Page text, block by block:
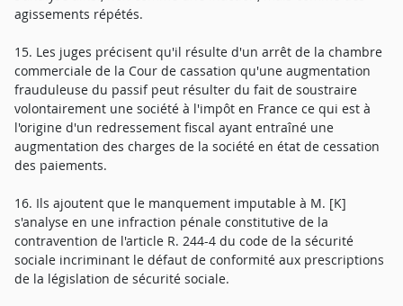
agissements répétés.
15. Les juges précisent qu'il résulte d'un arrêt de la chambre
commerciale de la Cour de cassation qu'une augmentation
frauduleuse du passif peut résulter du fait de soustraire
volontairement une société à l'impôt en France ce qui est à
l'origine d'un redressement fiscal ayant entraîné une
augmentation des charges de la société en état de cessation
des paiements.
16. Ils ajoutent que le manquement imputable à M. [K]
s'analyse en une infraction pénale constitutive de la
contravention de l'article R. 244-4 du code de la sécurité
sociale incriminant le défaut de conformité aux prescriptions
de la législation de sécurité sociale.